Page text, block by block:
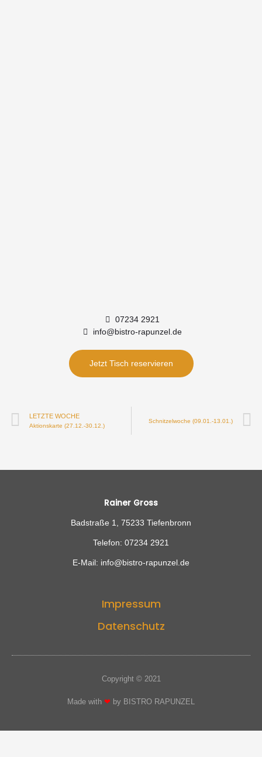
07234 2921
info@bistro-rapunzel.de
Jetzt Tisch reservieren
LETZTE WOCHE
Aktionskarte (27.12.-30.12.)
Schnitzelwoche (09.01.-13.01.)
Rainer Gross
Badstraße 1, 75233 Tiefenbronn
Telefon: 07234 2921
E-Mail: info@bistro-rapunzel.de
Impressum
Datenschutz
Copyright © 2021
Made with ❤ by BISTRO RAPUNZEL​​